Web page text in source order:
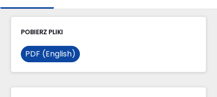
POBIERZ PLIKI
PDF (English)